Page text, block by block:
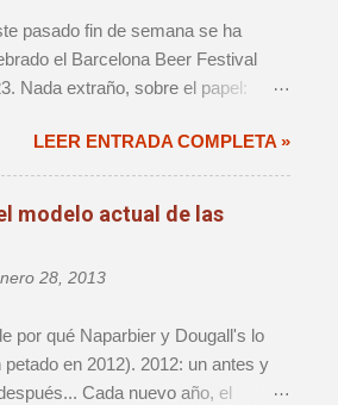
pasado fin de semana se ha
el Barcelona Beer Festival
Nada extraño, sobre el papel:
que ya forma parte del
anual de actos relevantes. El
de sede significaba un retorno a
de las distintas iniciativas
Challenge e Innbrew –.
todos ellos, que hacían que
LEER ENTRADA COMPLETA »
modelo actual de las
28, 2013
por qué Naparbier y Dougall's lo
petado en 2012). 2012: un antes y
Cada nuevo año, el